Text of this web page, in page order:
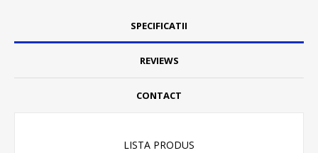
SPECIFICATII
REVIEWS
CONTACT
LISTA PRODUS